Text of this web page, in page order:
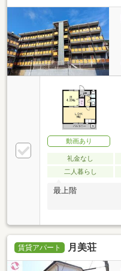
動画あり
礼金なし
二人暮らし
最上階
賃貸アパート 月美荘